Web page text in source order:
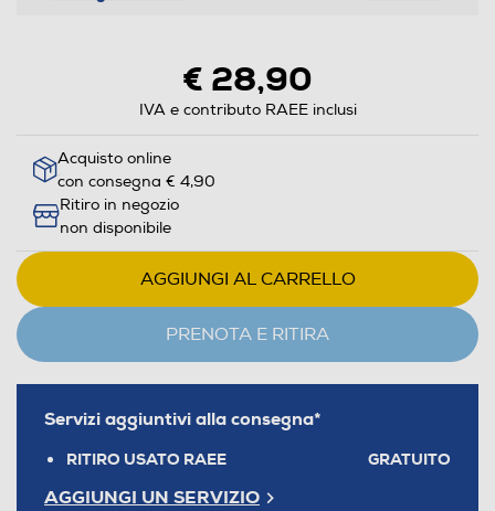
€ 28,90
IVA e contributo RAEE inclusi
Acquisto online
con consegna € 4,90
Ritiro in negozio
non disponibile
AGGIUNGI AL CARRELLO
PRENOTA E RITIRA
Servizi aggiuntivi alla consegna*
RITIRO USATO RAEE GRATUITO
AGGIUNGI UN SERVIZIO